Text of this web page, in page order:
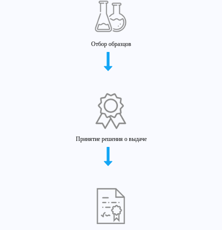
Отбор образцов
Принятие решения о выдаче